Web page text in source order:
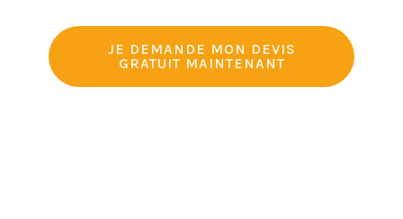
JE DEMANDE MON DEVIS
GRATUIT MAINTENANT